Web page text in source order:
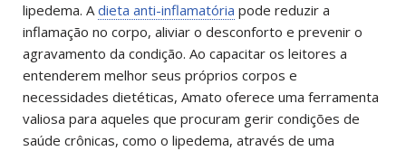
lipedema. Adieta anti-inflamatória pode reduzir a
inflamação no corpo, aliviar o desconforto e prevenir o
agravamento da condição. Ao capacitar os leitores a
entenderem melhor seus próprios corpos e
necessidades dietéticas, Amato oferece uma ferramenta
valiosa para aqueles que procuram gerir condições de
saúde crônicas, como o lipedema, através de uma